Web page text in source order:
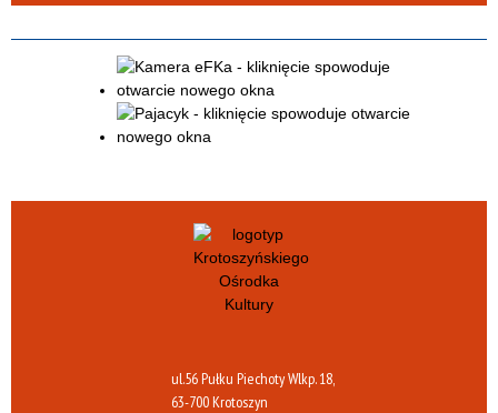
ul.56 Pułku Piechoty Wlkp. 18,
63-700 Krotoszyn